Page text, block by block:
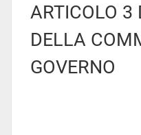
ARTICOLO 3
DELLA
GOVERNO